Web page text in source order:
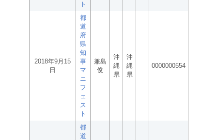
ト
2018年9月15
日
都
道
府
県
知
事
マ
ニ
フ
ェ
ス
ト
兼島
俊
沖
縄
県
沖
縄
県
0000000554
都
道